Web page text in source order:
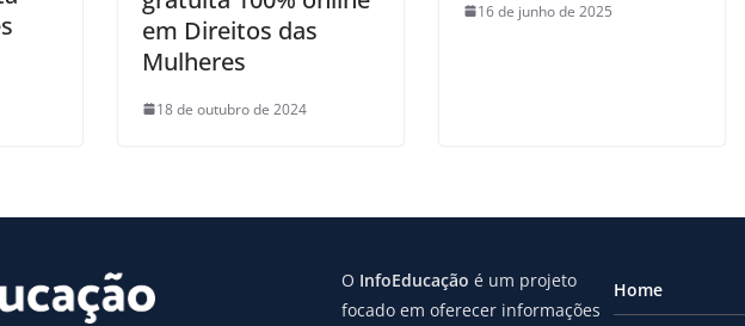
em Direitos das
Mulheres
18 de outubro de 2024
16 de junho de 2025
O InfoEducação é um projeto
focado em oferecer informações
Home